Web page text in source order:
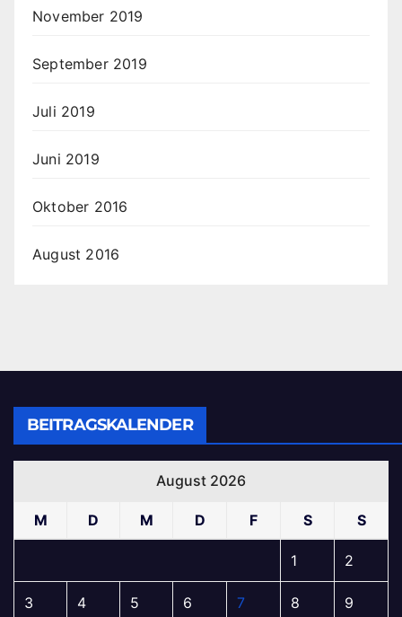
November 2019
September 2019
Juli 2019
Juni 2019
Oktober 2016
August 2016
BEITRAGSKALENDER
August 2026
M D M D F S S
1 2
3 4 5 6 7 8 9